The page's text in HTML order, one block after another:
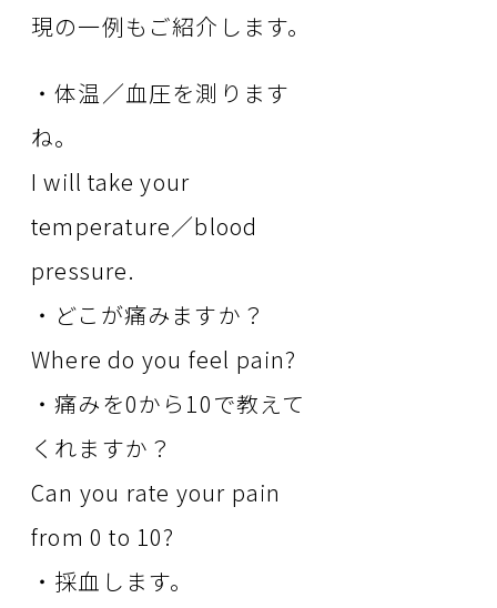
現の一例もご紹介します。
・体温／血圧を測ります
ね。
I will take your
temperature／blood
pressure.
・どこが痛みますか？
Where do you feel pain?
・痛みを0から10で教えて
くれますか？
Can you rate your pain
from 0 to 10?
・採血します。